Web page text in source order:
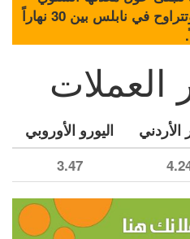
العام، وتتراوح في نابلس بين 30 نهاراً
العملات
الأردني اليورو الأوروبي
3.47